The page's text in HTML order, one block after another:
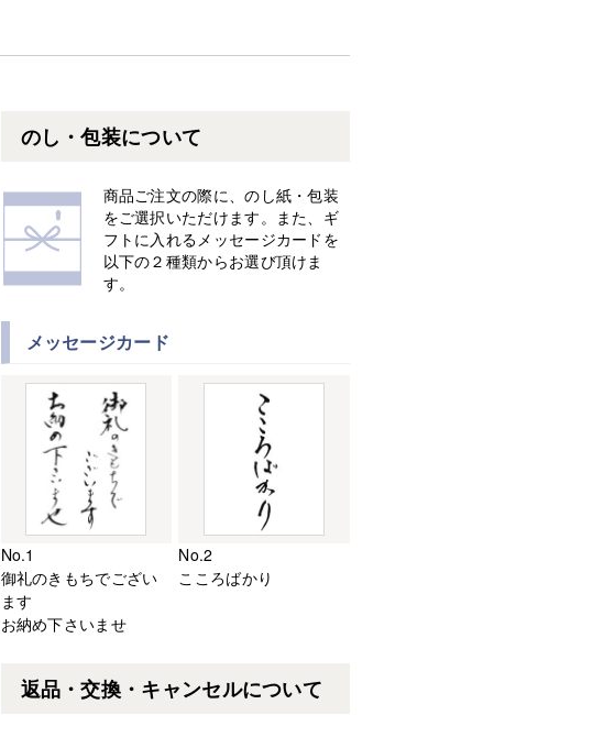
のし・包装について
商品ご注文の際に、のし紙・包装
をご選択いただけます。また、ギ
フトに入れるメッセージカードを
以下の２種類からお選び頂けま
す。
メッセージカード
No.1
御礼のきもちでござい
ます
お納め下さいませ
No.2
こころばかり
返品・交換・キャンセルについて